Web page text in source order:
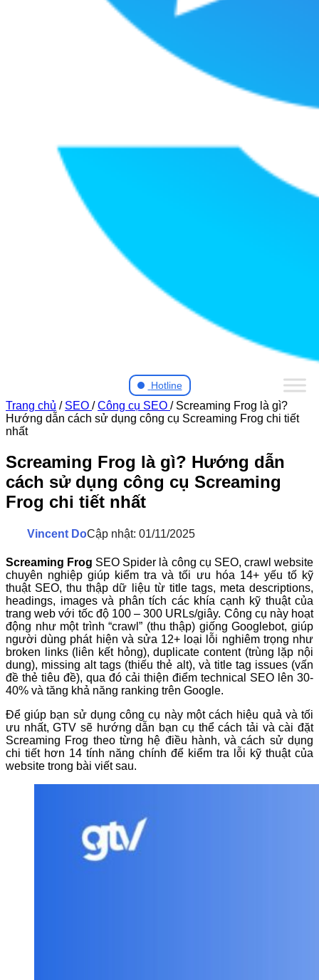
Hotline
Trang chủ / SEO / Công cụ SEO / Screaming Frog là gì?
Hướng dẫn cách sử dụng công cụ Screaming Frog chi tiết
nhất
Screaming Frog là gì? Hướng dẫn
cách sử dụng công cụ Screaming
Frog chi tiết nhất
Vincent DoCập nhật: 01/11/2025
Screaming Frog SEO Spider là công cụ SEO, crawl website
chuyên nghiệp giúp kiểm tra và tối ưu hóa 14+ yếu tố kỹ
thuật SEO, thu thập dữ liệu từ title tags, meta descriptions,
headings, images và phân tích các khía cạnh kỹ thuật của
trang web với tốc độ 100 – 300 URLs/giây. Công cụ này hoạt
động như một trình “crawl” (thu thập) giống Googlebot, giúp
người dùng phát hiện và sửa 12+ loại lỗi nghiêm trọng như
broken links (liên kết hỏng), duplicate content (trùng lặp nội
dung), missing alt tags (thiếu thẻ alt), và title tag issues (vấn
đề thẻ tiêu đề), qua đó cải thiện điểm technical SEO lên 30-
40% và tăng khả năng ranking trên Google.
Để giúp bạn sử dụng công cụ này một cách hiệu quả và tối
ưu nhất, GTV sẽ hướng dẫn bạn cụ thể cách tải và cài đặt
Screaming Frog theo từng hệ điều hành, và cách sử dụng
chi tiết hơn 14 tính năng chính để kiểm tra lỗi kỹ thuật của
website trong bài viết sau.